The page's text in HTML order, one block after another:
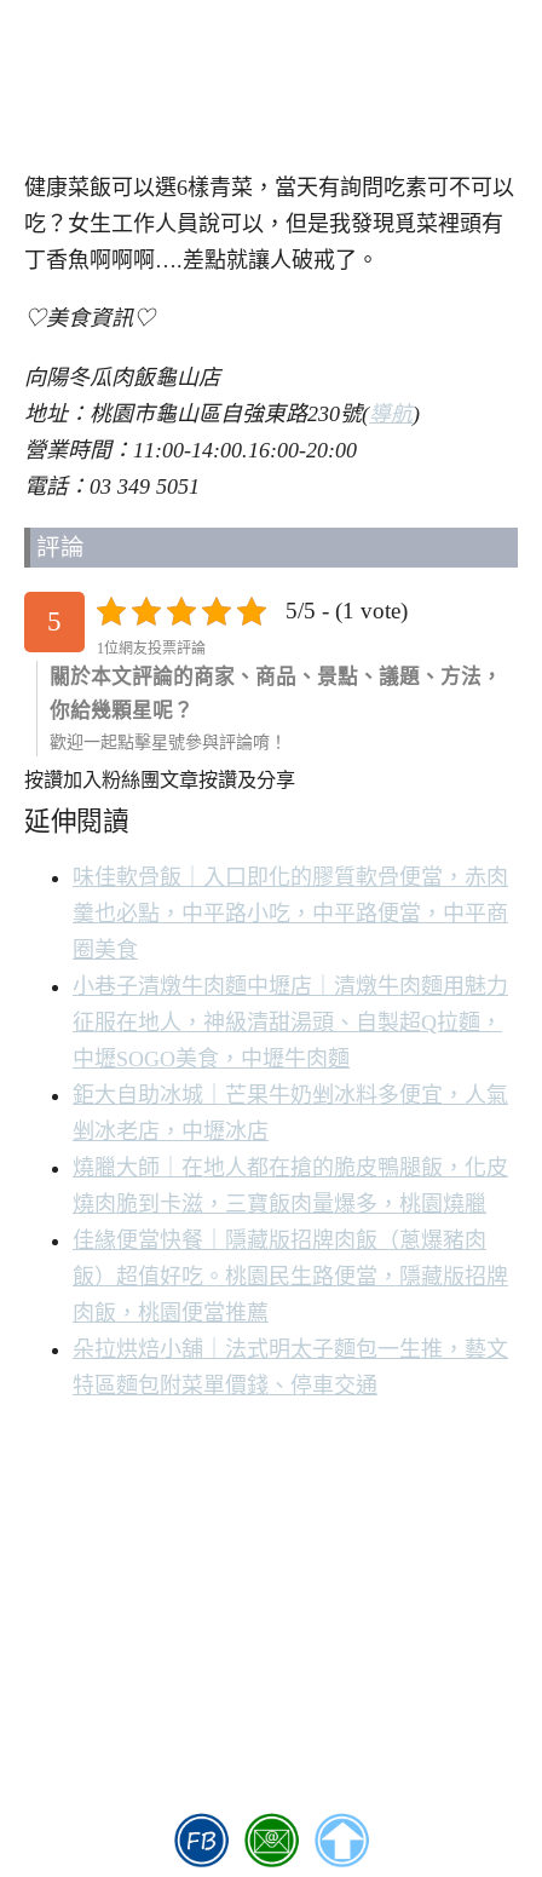
健康菜飯可以選6樣青菜，當天有詢問吃素可不可以
吃？女生工作人員說可以，但是我發現覓菜裡頭有
丁香魚啊啊啊….差點就讓人破戒了。
♡美食資訊♡
向陽冬瓜肉飯龜山店
地址：桃園市龜山區自強東路230號(導航)
營業時間：11:00-14:00.16:00-20:00
電話：03 349 5051
評論
5 5/5 - (1 vote)
1位網友投票評論
關於本文評論的商家、商品、景點、議題、方法，
你給幾顆星呢？
歡迎一起點擊星號參與評論唷！
按讚加入粉絲團文章按讚及分享
延伸閱讀
味佳軟骨飯｜入口即化的膠質軟骨便當，赤肉
羹也必點，中平路小吃，中平路便當，中平商
圈美食
小巷子清燉牛肉麵中壢店｜清燉牛肉麵用魅力
征服在地人，神級清甜湯頭、自製超Q拉麵，
中壢SOGO美食，中壢牛肉麵
鉅大自助冰城｜芒果牛奶剉冰料多便宜，人氣
剉冰老店，中壢冰店
燒臘大師｜在地人都在搶的脆皮鴨腿飯，化皮
燒肉脆到卡滋，三寶飯肉量爆多，桃園燒臘
佳緣便當快餐｜隱藏版招牌肉飯（蔥爆豬肉
飯）超值好吃。桃園民生路便當，隱藏版招牌
肉飯，桃園便當推薦
朵拉烘焙小舖｜法式明太子麵包一生推，藝文
特區麵包附菜單價錢、停車交通